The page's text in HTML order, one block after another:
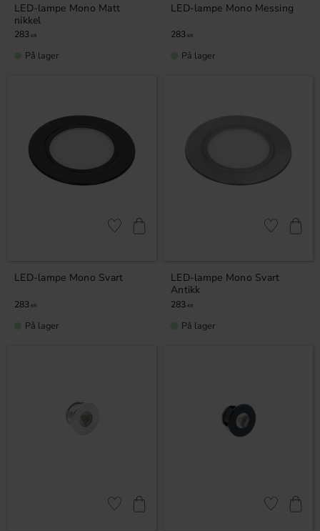
LED-lampe Mono Matt
nikkel
283 KR
På lager
LED-lampe Mono Messing
283 KR
På lager
LED-lampe Mono Svart
283 KR
Lagre som favoritt
På lager
LED-lampe Mono Svart
Antikk
283 KR
Lagre som
På lager
Lagre som favoritt Lagre som